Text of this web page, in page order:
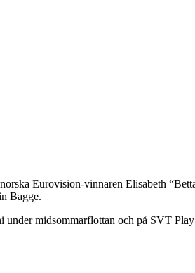
Eurovision-vinnaren Elisabeth
Bagge.
midsommarflottan och på SVT